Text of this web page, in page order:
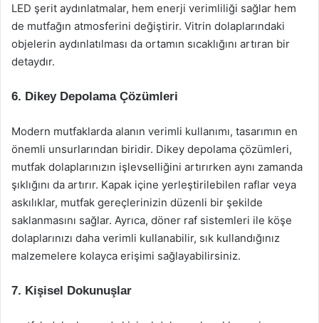
LED şerit aydınlatmalar, hem enerji verimliliği sağlar hem
de mutfağın atmosferini değiştirir. Vitrin dolaplarındaki
objelerin aydınlatılması da ortamın sıcaklığını artıran bir
detaydır.
6. Dikey Depolama Çözümleri
Modern mutfaklarda alanın verimli kullanımı, tasarımın en
önemli unsurlarından biridir. Dikey depolama çözümleri,
mutfak dolaplarınızın işlevselliğini artırırken aynı zamanda
şıklığını da artırır. Kapak içine yerleştirilebilen raflar veya
askılıklar, mutfak gereçlerinizin düzenli bir şekilde
saklanmasını sağlar. Ayrıca, döner raf sistemleri ile köşe
dolaplarınızı daha verimli kullanabilir, sık kullandığınız
malzemelere kolayca erişimi sağlayabilirsiniz.
7. Kişisel Dokunuşlar